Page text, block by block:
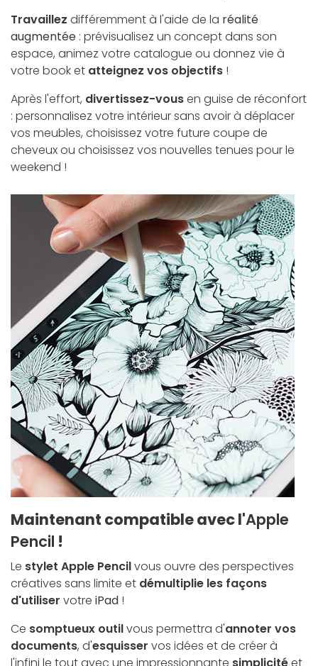
Travaillez différemment à l'aide de la réalité
augmentée : prévisualisez un concept dans son
espace, animez votre catalogue ou donnez vie à
votre book et atteignez vos objectifs !
Après l'effort, divertissez-vousen guise de réconfort
: personnalisez votre intérieur sans avoir à déplacer
vos meubles, choisissez votre future coupe de
cheveux ou choisissez vos nouvelles tenues pour le
weekend !
Maintenant compatible avec l'Apple
Pencil !
Le stylet Apple Pencilvous ouvre des perspectives
créatives sans limite et démultiplie les façons
d'utiliser votre iPad !
Ce somptueux outilvous permettra d'annoter vos
documents, d'esquisser vos idées et de créer à